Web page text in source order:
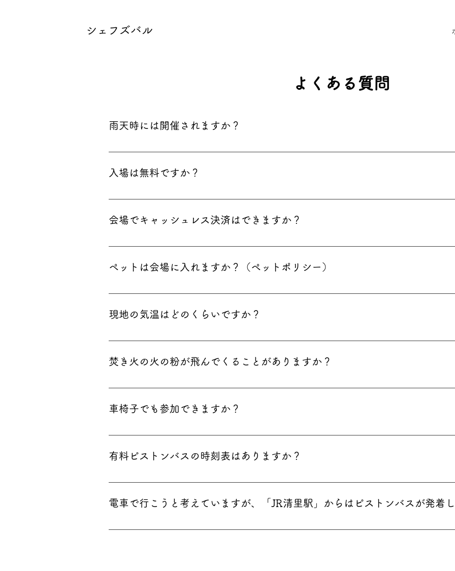
シェフズバル
よくある質問
雨天時には開催されますか？
比較的軽い雨天時には開催されますが、荒天時や、やむを得ない事情がある場合は、主催者判
入場は無料ですか？
入場は無料ですが、各ブースでの飲食などお買い物は料金が発生します。また、シャトルバス
会場でキャッシュレス決済はできますか？
一部の出店者についてはキャッシュレスに対応しておりますが、現金のみのお取り扱いも多く
ます。
ペットは会場に入れますか？（ペットポリシー）
シェフズバルでは会場にペットを連れてご入場頂けます。 その際には、以下の点につきまし
遠慮ください。 ・ペットには1.5m以内のリードをつけ、はずさないようお願いいたします。
・シェフテント内は衛生上、ペット同伴はお断りしています。 ・一般のお客様がご利用にな
ついては、一切の責任を負いません。
現地の気温はどのくらいですか？
近年の３月７日付近の現地周辺の気温は 最高気温：4～10度 最低気温：-1～0度 でございま
焚き火の火の粉が飛んでくることがありますか？
八ヶ岳シェフズバルでは焚き火が各所に用意されています。 大変あたたかく大切な焚き火で
ますので、大変恐れ入りますがご承知おきください。 火の粉に強い服装や、汚れやダメージ
を負いかねますので何卒ご承知おきください。
車椅子でも参加できますか？
車椅子での参加も可能でございます。会場入り口付近におります係員にその旨お声がけいただ
可能性もございますので、恐れ入りますがその点ご判断いただきまして参加いただけますと幸
有料ピストンバスの時刻表はありますか？
ピストンバスは随時運行のため、時刻表はございません。会場と駅をそれぞれ随時往復し運
りません。尚、ピストンバスはイベント終了時までは運行予定となっています。最終案内は会
空く可能性がありますので、恐れ入りますがご了承下さい。 ※電車をご利用の方はお時間に
電車で行こうと考えていますが、「JR清里駅」からはピストンバスが発着
「JR中央線清里駅」よりピストンバスが発着いたします。ピストンバス（大人有料往復500円